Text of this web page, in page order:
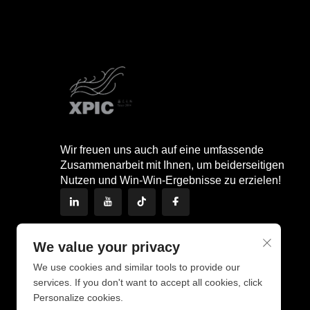
Wir freuen uns auch auf eine umfassende
Zusammenarbeit mit Ihnen, um beiderseitigen
Nutzen und Win-Win-Ergebnisse zu erzielen!
We value your privacy
We use cookies and similar tools to provide our
services. If you don't want to accept all cookies, click
Personalize cookies.